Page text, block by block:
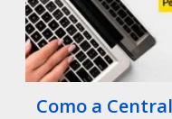
Como a